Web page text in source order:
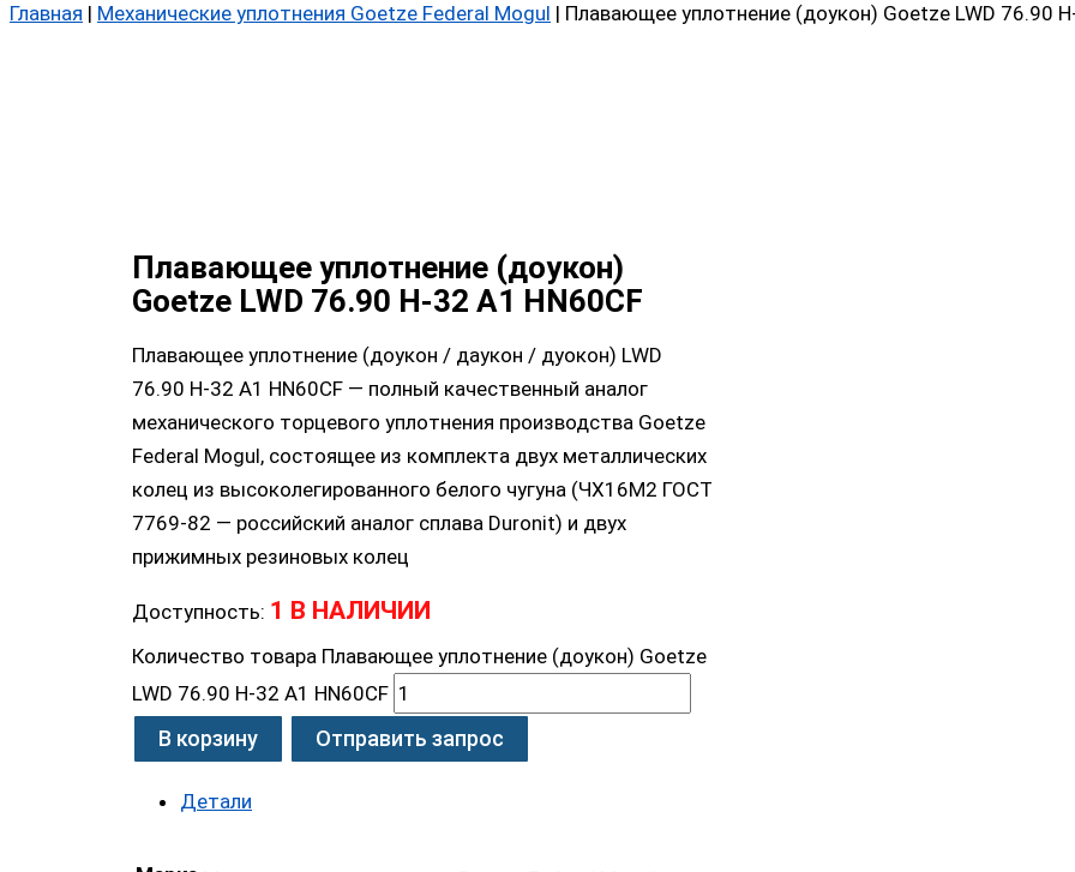
Главная | Механические уплотнения Goetze Federal Mogul | Плавающее уплотнение (доукон) Goetze LWD 76.90
Плавающее уплотнение (доукон)
Goetze LWD 76.90 H-32 A1 HN60CF
Плавающее уплотнение (доукон / даукон / дуокон) LWD
76.90 H-32 A1 HN60CF — полный качественный аналог
механического торцевого уплотнения производства Goetze
Federal Mogul, состоящее из комплекта двух металлических
колец из высоколегированного белого чугуна (ЧХ16М2 ГОСТ
7769-82 — российский аналог сплава Duronit) и двух
прижимных резиновых колец
Доступность: 1 В НАЛИЧИИ
Количество товара Плавающее уплотнение (доукон) Goetze
LWD 76.90 H-32 A1 HN60CF
В корзину Отправить запрос
Детали